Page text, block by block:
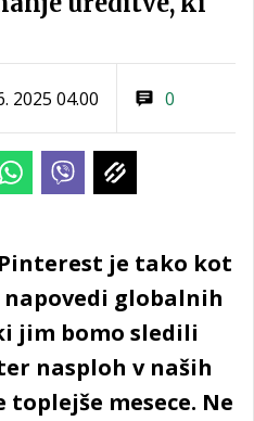
2025 04.00 0
je tako kot
globalnih
jim bomo sledili
nasploh v naših
mesece. Ne